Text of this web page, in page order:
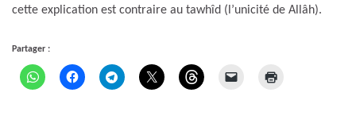
cette explication est contraire au tawhîd (l’unicité de Allâh).
Partager :